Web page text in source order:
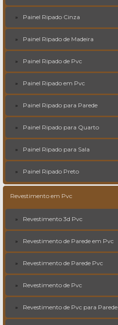
Painel Ripado Cinza
Painel Ripado de Madeira
Painel Ripado de Pvc
Painel Ripado em Pvc
Painel Ripado para Parede
Painel Ripado para Quarto
Painel Ripado para Sala
Painel Ripado Preto
Revestimento em Pvc
Revestimento 3d Pvc
Revestimento de Parede em Pvc
Revestimento de Parede Pvc
Revestimento de Pvc
Revestimento de Pvc para Parede